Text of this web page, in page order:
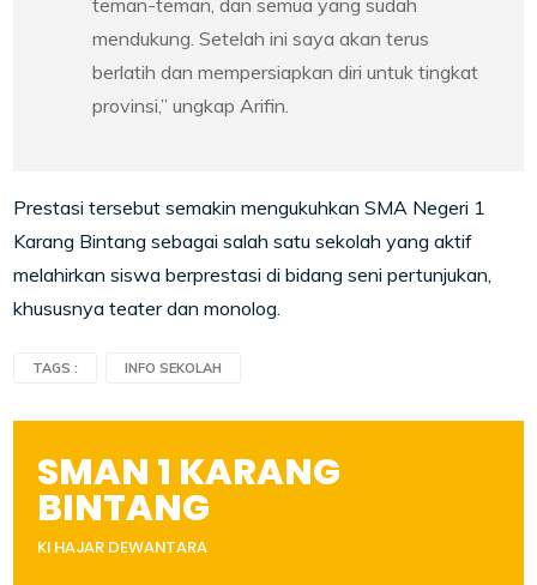
teman-teman, dan semua yang sudah
mendukung. Setelah ini saya akan terus
berlatih dan mempersiapkan diri untuk tingkat
provinsi,” ungkap Arifin.
Prestasi tersebut semakin mengukuhkan SMA Negeri 1
Karang Bintang sebagai salah satu sekolah yang aktif
melahirkan siswa berprestasi di bidang seni pertunjukan,
khususnya teater dan monolog.
TAGS : INFO SEKOLAH
SMAN 1 KARANG
BINTANG
KI HAJAR DEWANTARA